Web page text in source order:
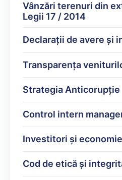
Vânzări terenuri din
Legii 17 / 2014
Declarații de avere şi
Transparența
Strategia Anticorupție
Control intern
Investitori și
Cod de etică și